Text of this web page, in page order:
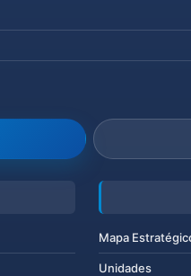
Mapa
Unidades